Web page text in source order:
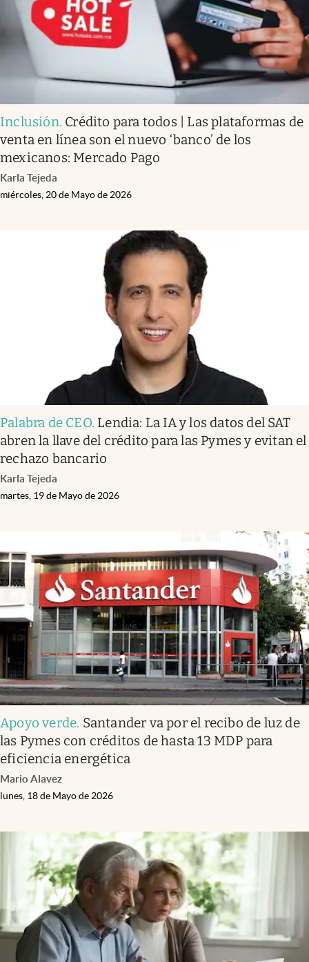
Inclusión. Crédito para todos | Las plataformas de
venta en línea son el nuevo ‘banco’ de los
mexicanos: Mercado Pago
Karla Tejeda
miércoles, 20 de Mayo de 2026
Palabra de CEO. Lendia: La IA y los datos del SAT
abren la llave del crédito para las Pymes y evitan el
rechazo bancario
Karla Tejeda
martes, 19 de Mayo de 2026
Apoyo verde. Santander va por el recibo de luz de
las Pymes con créditos de hasta 13 MDP para
eficiencia energética
Mario Alavez
lunes, 18 de Mayo de 2026